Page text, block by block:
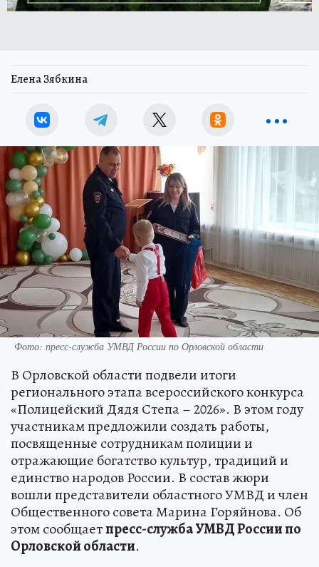
Елена Зябкина
Фото: пресс-служба УМВД России по Орловской области
В Орловской области подвели итоги
регионального этапа всероссийского конкурса
«Полицейский Дядя Степа – 2026». В этом году
участникам предложили создать работы,
посвященные сотрудникам полиции и
отражающие богатство культур, традиций и
единство народов России. В состав жюри
вошли представители областного УМВД и член
Общественного совета Марина Горяйнова. Об
этом сообщаетпресс-служба УМВД России по
Орловской области.